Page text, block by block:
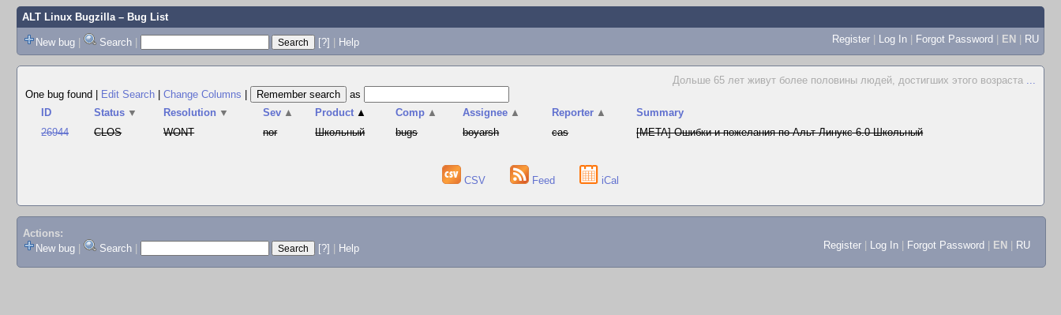
ALT Linux Bugzilla– Bug List
New bug | Search | [?] | Help Register | Log In | Forgot Password | EN | RU
Дольше 65 лет живут более половины людей, достигших этого возраста ...
One bug found
Edit Search Change Columns
as
ID
Status ▼ Resolution ▼ Sev ▲ Product ▲ Comp ▲ Assignee ▲ Reporter ▲
Summary
26944
CLOS WONT nor Школьный bugs boyarsh cas [META] Ошибки и пожелания по Альт Линукс 6.0 Школьный
CSV Feed iCal
Actions:
New bug
Search [?] Help Register Log In Forgot Password EN RU